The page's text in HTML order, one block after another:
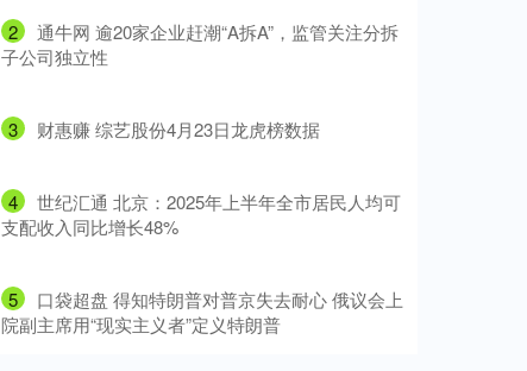
2
​通牛网 逾20家企业赶潮“A拆A”，监管关注分拆
子公司独立性
3 ​财惠赚 综艺股份4月23日龙虎榜数据
4
​世纪汇通 北京：2025年上半年全市居民人均可
支配收入同比增长48%
5
​口袋超盘 得知特朗普对普京失去耐心 俄议会上
院副主席用“现实主义者”定义特朗普